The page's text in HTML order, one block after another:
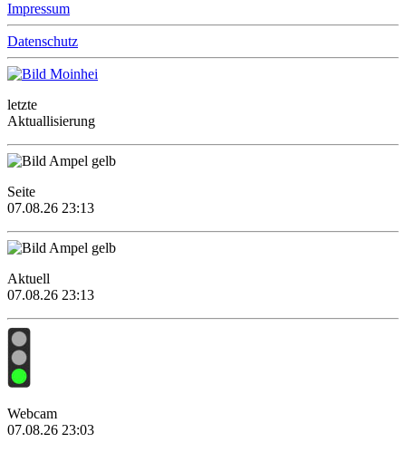
Impressum
Datenschutz
letzte
Aktuallisierung
Seite
07.08.26 23:13
Aktuell
07.08.26 23:13
Webcam
07.08.26 23:03